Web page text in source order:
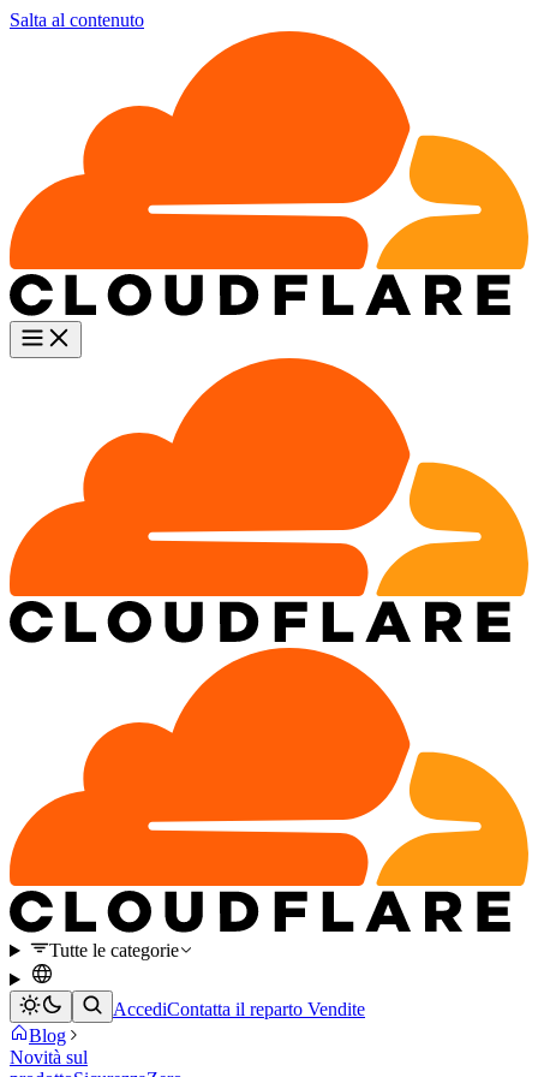
Salta al contenuto
Tutte le categorie
AccediContatta il reparto Vendite
Blog
Novità sul